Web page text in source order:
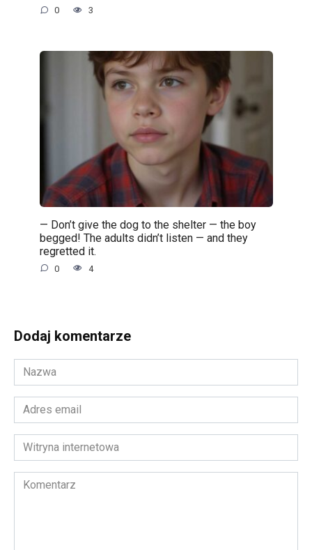
0 3
— Don’t give the dog to the shelter — the boy
begged! The adults didn’t listen — and they
regretted it.
0 4
Dodaj komentarze
Nazwa
*
Adres
email
*Witryna
internetowa
Komentarz